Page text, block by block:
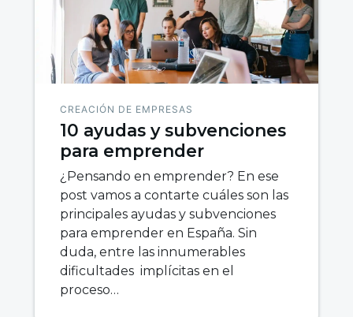
CREACIÓN DE EMPRESAS
10 ayudas y subvenciones
para emprender
¿Pensando en emprender? En ese
post vamos a contarte cuáles son las
principales ayudas y subvenciones
para emprender en España. Sin
duda, entre las innumerables
dificultades implícitas en el
proceso…